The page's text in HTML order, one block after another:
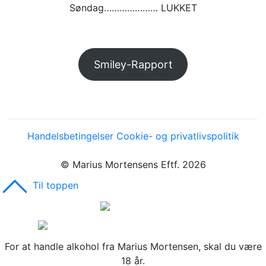
Søndag………………… LUKKET
Smiley-Rapport
Handelsbetingelser Cookie- og privatlivspolitik
© Marius Mortensens Eftf. 2026
Til toppen
For at handle alkohol fra Marius Mortensen, skal du være
18 år.